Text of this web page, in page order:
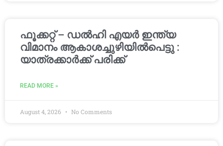
ഫൂക്കറ്റ് – ഡൽഹി എയര്‍ ഇന്ത്യ
വിമാനം ആകാശച്ചുഴിയില്‍പെട്ടു :
യാത്രക്കാര്‍ക്ക് പരിക്ക്
READ MORE »
August 4, 2026 No Comments